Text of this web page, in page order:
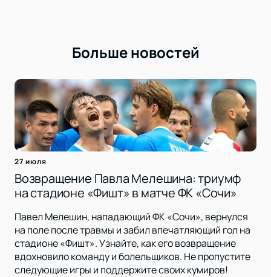
Больше новостей
27 июля
Возвращение Павла Мелешина: триумф
на стадионе «Фишт» в матче ФК «Сочи»
Павел Мелешин, нападающий ФК «Сочи», вернулся
на поле после травмы и забил впечатляющий гол на
стадионе «Фишт». Узнайте, как его возвращение
вдохновило команду и болельщиков. Не пропустите
следующие игры и поддержите своих кумиров!